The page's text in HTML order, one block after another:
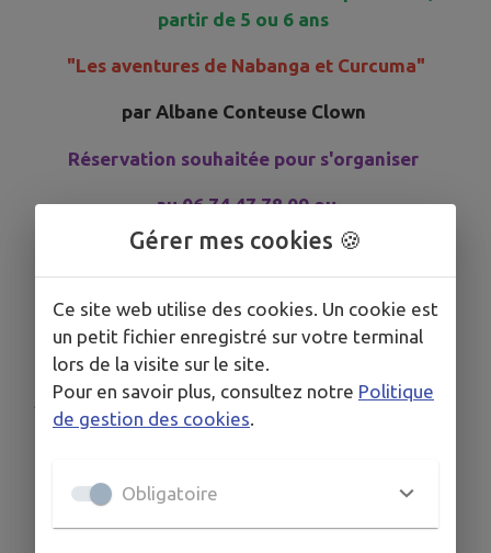
partir de 5 ou 6 ans
"Les aventures de Nabanga et Curcuma"
par Albane Conteuse Clown
Réservation souhaitée pour s'organiser
au 06 74 47 78 09 ou
mediatheque@ champcueil.fr
Télécharger la pièce jointe
Publié par Françoise Deroose
Gérer mes cookies 🍪
Ce site web utilise des cookies. Un cookie est
un petit fichier enregistré sur votre terminal
lors de la visite sur le site.
Pour en savoir plus, consultez notre Politique
de gestion des cookies
Obligatoire